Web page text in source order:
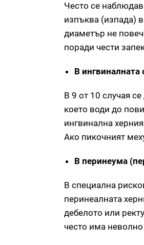
Често се
изпъква (изпада)
диаметър не
поради чести
В ингвиналната
В 9 от 10 случая
което води до
ингвинална
Ако пикочният
В перинеума
В специална
перинеалната
дебелото или
често има неволно